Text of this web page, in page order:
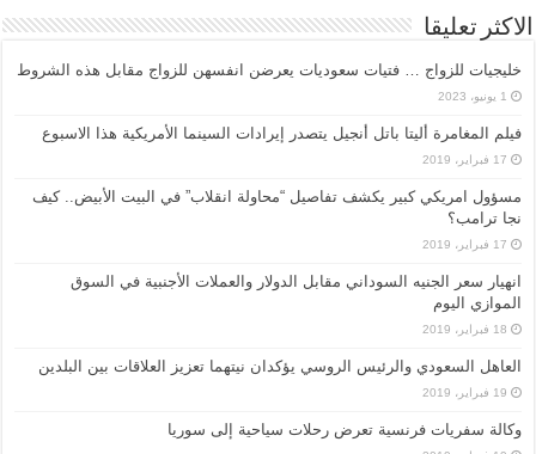
الاكثر تعليقا
خليجيات للزواج … فتيات سعوديات يعرضن انفسهن للزواج مقابل هذه الشروط
1 يونيو، 2023
فيلم المغامرة أليتا‭ ‬باتل أنجيل يتصدر إيرادات السينما الأمريكية هذا الاسبوع
17 فبراير، 2019
مسؤول امريكي كبير يكشف تفاصيل “محاولة انقلاب” في البيت الأبيض.. كيف
نجا ترامب؟
17 فبراير، 2019
انهيار سعر الجنيه السوداني مقابل الدولار والعملات الأجنبية في السوق
الموازي اليوم
18 فبراير، 2019
العاهل السعودي والرئيس الروسي يؤكدان نيتهما تعزيز العلاقات بين البلدين
19 فبراير، 2019
وكالة سفريات فرنسية تعرض رحلات سياحية إلى سوريا